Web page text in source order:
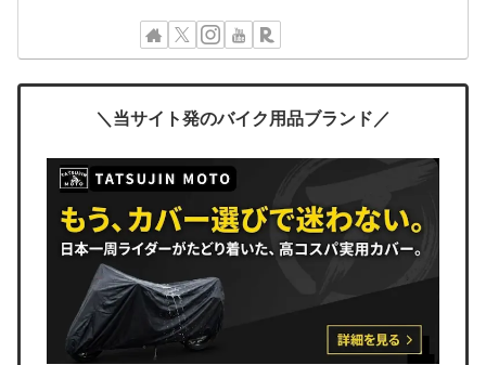
＼当サイト発のバイク用品ブランド／